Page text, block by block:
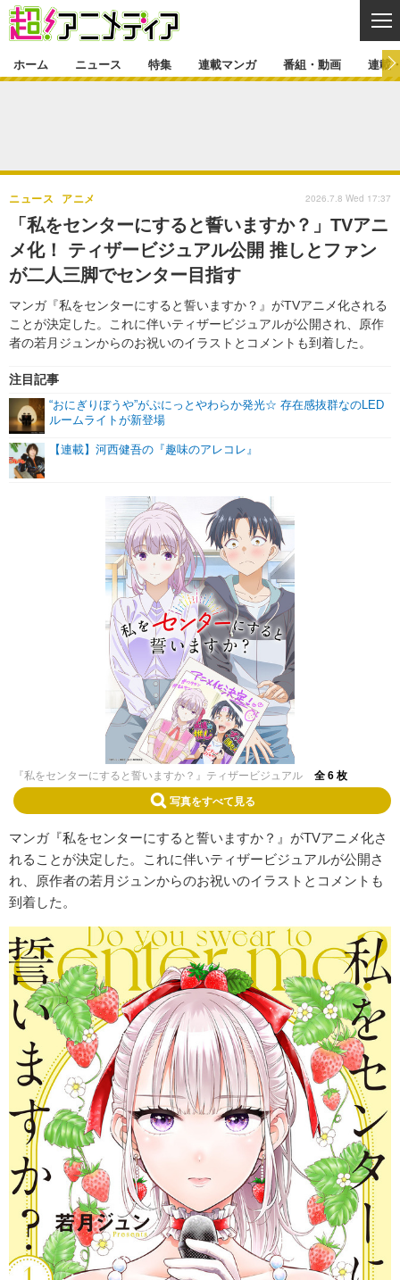
ゲーム・アプリ マンガ
グッズ イベント
声優
舞台 新帝スタ
特集一覧 カバー
ラキりす
連載マンガ
番組・動画
番組・動画一覧 ラジオ
動画
連載・ブログ
連載・ブログ一覧
編集部ブログ・お知らせ
ホーム ニュース 特集 連載マンガ 番組・動画 連載
「私をセンターにすると誓いますか？」TVアニ
メ化！ ティザービジュアル公開 推しとファン
が二人三脚でセンター目指す
マンガ『私をセンターにすると誓いますか？』がTVアニメ化される
ことが決定した。これに伴いティザービジュアルが公開され、原作
者の若月ジュンからのお祝いのイラストとコメントも到着した。
ニュース アニメ
注目記事
“おにぎりぼうや”がぷにっとやわらか発光☆ 存在感抜群なのLED
ルームライトが新登場
【連載】河西健吾の『趣味のアレコレ』
2026.7.8 Wed 17:37
『私をセンターにすると誓いますか？』ティザービジュアル 全 6 枚
写真をすべて見る
マンガ『私をセンターにすると誓いますか？』がTVアニメ化さ
れることが決定した。これに伴いティザービジュアルが公開さ
れ、原作者の若月ジュンからのお祝いのイラストとコメントも
到着した。